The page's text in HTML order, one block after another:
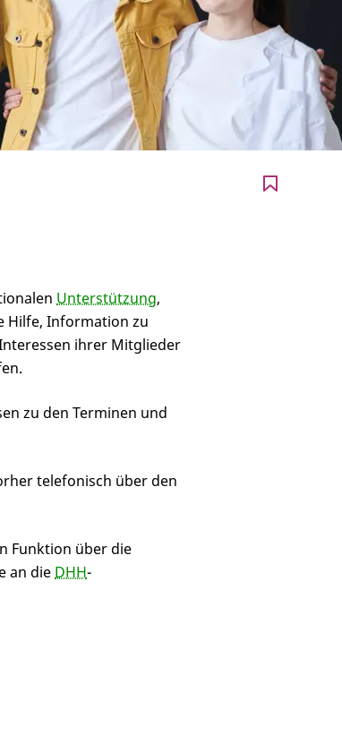
Unterstützung,
Hilfe, Information zu
ihrer Mitglieder
zu den Terminen und
telefonisch über den
Funktion über die
an dieDHH-